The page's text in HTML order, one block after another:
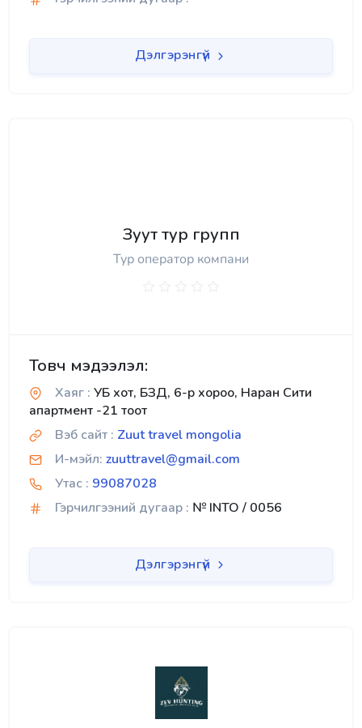
Дэлгэрэнгүй
Зуут тур групп
Тур оператор компани
Товч мэдээлэл:
Хаяг : УБ хот, БЗД, 6-р хороо, Наран Сити
апартмент -21 тоот
Вэб сайт : Zuut travel mongolia
И-мэйл: zuuttravel@gmail.com
Утас : 99087028
Гэрчилгээний дугаар : № INTO / 0056
Дэлгэрэнгүй